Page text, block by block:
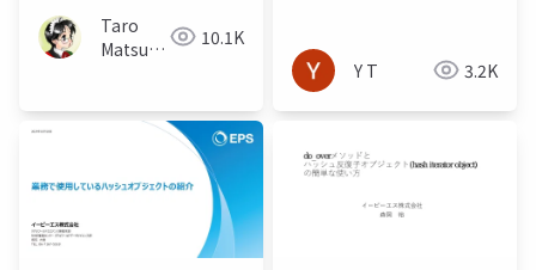
Taro
Matsuzawa 10.1K
Y T 3.2K